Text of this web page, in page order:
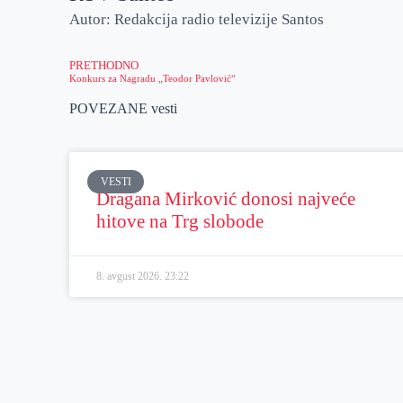
Autor: Redakcija radio televizije Santos
PRETHODNO
Konkurs za Nagradu „Teodor Pavlović“
POVEZANE vesti
VESTI
Dragana Mirković donosi najveće
hitove na Trg slobode
8. avgust 2026. 23:22